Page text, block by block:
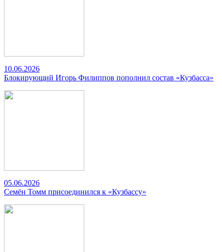
10.06.2026
Блокирующий Игорь Филиппов пополнил состав «Кузбасса»
05.06.2026
Семён Томм присоединился к «Кузбассу»